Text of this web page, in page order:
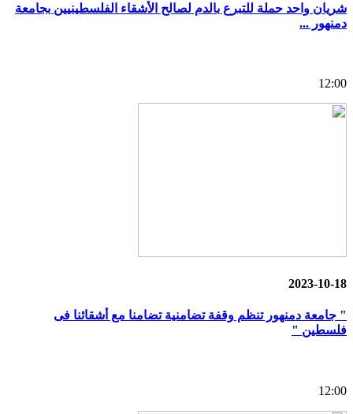
شريان واحد حملة للتبرع بالدم لصالح الأشقاء الفلسطينيين بجامعة
دمنهور ...
12:00
2023-10-18
" جامعة دمنهور تنظم وقفة تضامنية تضامنا مع أشقائنا فى
فلسطين "
12:00